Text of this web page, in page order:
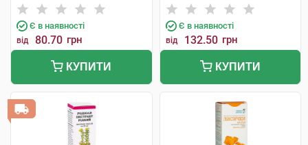
Є в наявності
від 80.70 грн
КУПИТИ
фабрика
Є в наявності
від 132.50 грн
КУПИТИ